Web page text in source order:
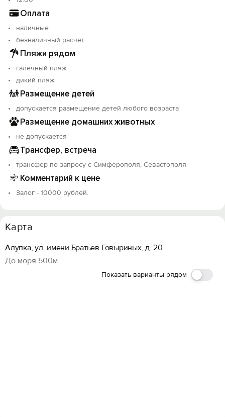
Оплата
наличные
безналичный расчет
Пляжи рядом
галечный пляж
дикий пляж
Размещение детей
допускается размещение детей любого возраста
Размещение домашних животных
не допускается
Трансфер, встреча
трансфер по запросу с Симферополя, Севастополя
Комментарий к цене
Залог - 10000 рублей.
Карта
Алупка, ул. имени Братьев Говыриных, д. 20
До моря 500м
Показать варианты рядом